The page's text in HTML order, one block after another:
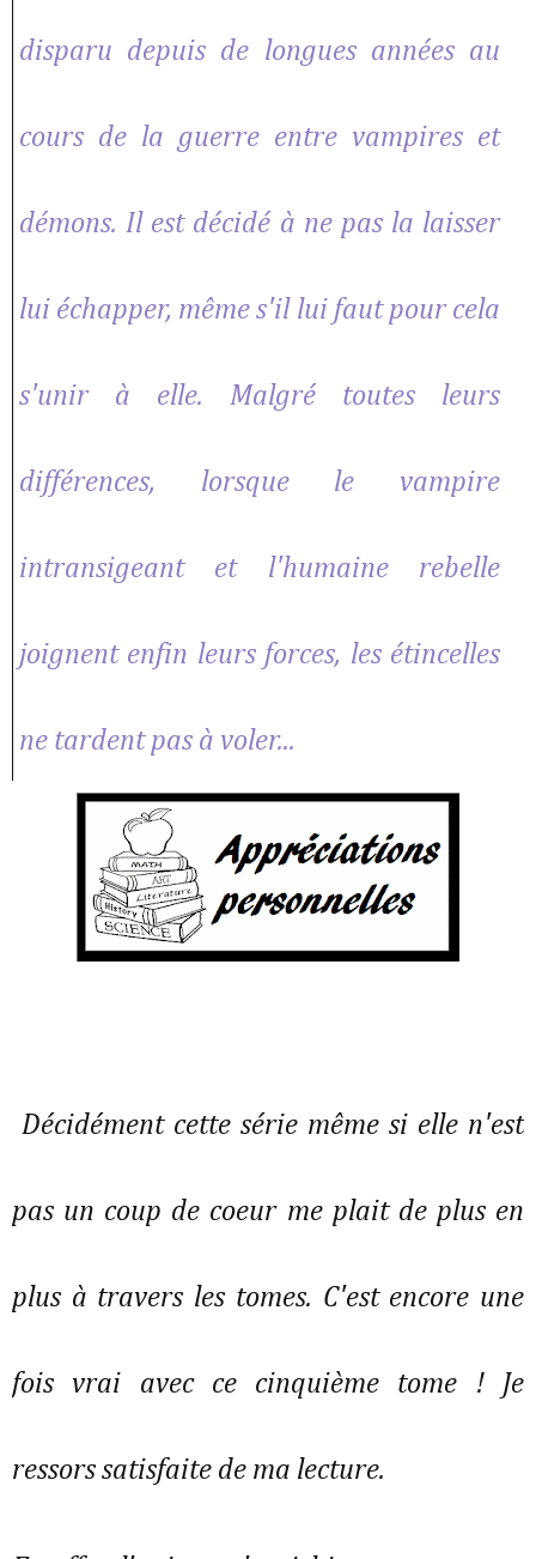
disparu depuis de longues années au
cours de la guerre entre vampires et
démons. Il est décidé à ne pas la laisser
lui échapper, même s'il lui faut pour cela
s'unir à elle. Malgré toutes leurs
différences, lorsque le vampire
intransigeant et l'humaine rebelle
joignent enfin leurs forces, les étincelles
ne tardent pas à voler...
Décidément cette série même si elle n'est
pas un coup de coeur me plait de plus en
plus à travers les tomes. C'est encore une
fois vrai avec ce cinquième tome ! Je
ressors satisfaite de ma lecture.